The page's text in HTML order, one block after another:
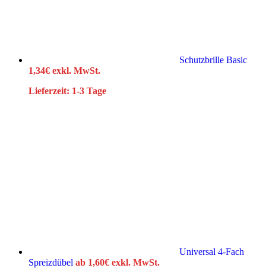
Schutzbrille Basic
1,34€ exkl. MwSt.
Lieferzeit: 1-3 Tage
Universal 4-Fach
Spreizdübel ab 1,60€ exkl. MwSt.